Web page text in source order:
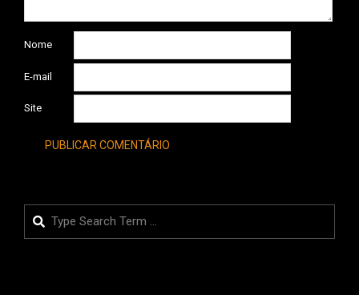
Nome
E-mail
Site
Search